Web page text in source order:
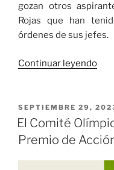
gozan otros
Rojas que han
órdenes de sus jefes.
Continuar leyendo
PUBLICADO
EL
SEPTIEMBRE 29,
El Comité
Premio de